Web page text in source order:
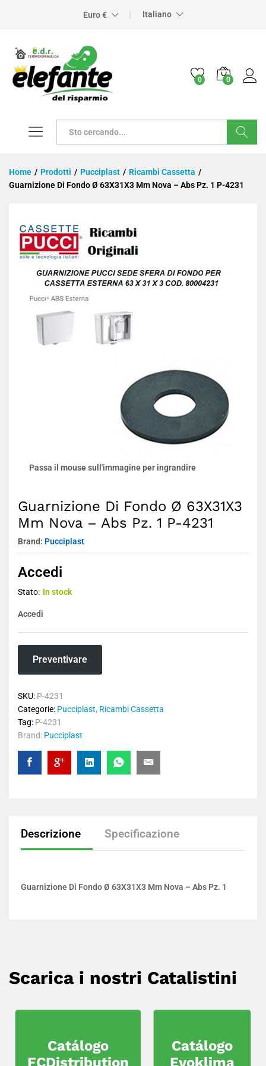
Euro € Italiano
0 0
Home / Prodotti / Pucciplast / Ricambi Cassetta /
Guarnizione Di Fondo Ø 63X31X3 Mm Nova – Abs Pz. 1 P-4231
Passa il mouse sull'immagine per ingrandire
Guarnizione Di Fondo Ø 63X31X3
Mm Nova – Abs Pz. 1 P-4231
Brand: Pucciplast
Accedi
Stato: In stock
Accedi
Preventivare
SKU: P-4231
Categorie: Pucciplast, Ricambi Cassetta
Tag: P-4231
Brand: Pucciplast
Descrizione Specificazione
Guarnizione Di Fondo Ø 63X31X3 Mm Nova – Abs Pz. 1
Scarica i nostri Catalistini
Catálogo
FCDistribution
Catálogo
Evoklima